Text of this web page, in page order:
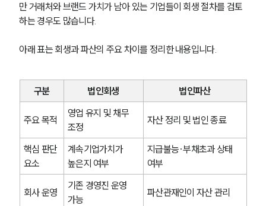
만 거래처와 브랜드 가치가 남아 있는 기업들이 회생 절차를 검토
하는 경우도 많습니다.
아래 표는 회생과 파산의 주요 차이를 정리한 내용입니다.
구분 법인회생 법인파산
주요 목적
영업 유지 및 채무
조정
자산 정리 및 법인 종료
핵심 판단
요소
계속기업가치가
높은지 여부
지급불능·부채초과 상태
여부
회사 운영
기존 경영진 운영
가능
파산관재인이 자산 관리